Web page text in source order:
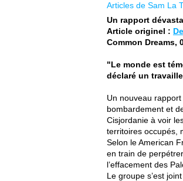
Articles de Sam La
Un rapport
Article originel :
Common Dreams,
"Le monde est
déclaré un
Un nouveau
bombardement et
Cisjordanie à voir
territoires occupés,
Selon le American
en train de
l’effacement des
Le groupe s’est